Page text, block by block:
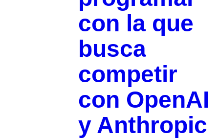
con la que
busca
competir
con OpenAI
y Anthropic